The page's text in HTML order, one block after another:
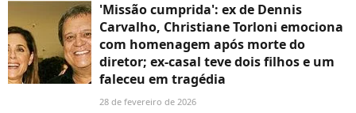
'Missão cumprida': ex de Dennis
Carvalho, Christiane Torloni emociona
com homenagem após morte do
diretor; ex-casal teve dois filhos e um
faleceu em tragédia
28 de fevereiro de 2026